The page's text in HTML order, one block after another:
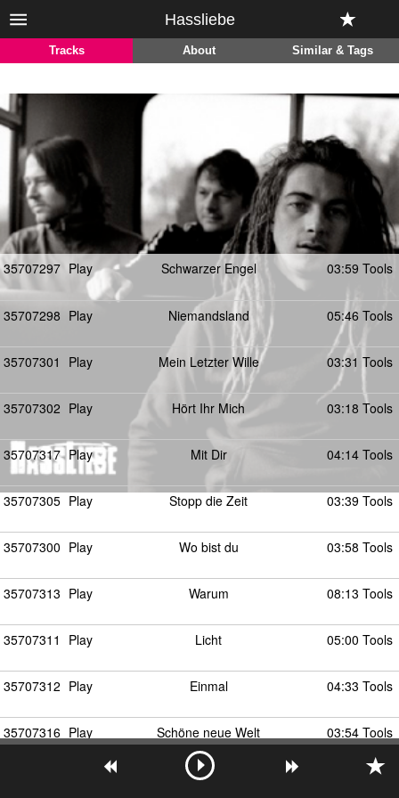
Hassliebe
Tracks About Similar & Tags
35707297 Play Schwarzer Engel 03:59 Tools
35707298 Play Niemandsland 05:46 Tools
35707301 Play Mein Letzter Wille 03:31 Tools
35707302 Play Hört Ihr Mich 03:18 Tools
35707317 Play Mit Dir 04:14 Tools
35707305 Play Stopp die Zeit 03:39 Tools
35707300 Play Wo bist du 03:58 Tools
35707313 Play Warum 08:13 Tools
35707311 Play Licht 05:00 Tools
35707312 Play Einmal 04:33 Tools
35707316 Play Schöne neue Welt 03:54 Tools
Sklave der Neuzeit 05:47 Tools